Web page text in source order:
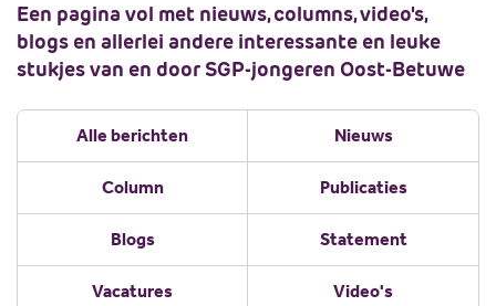
Activiteiten
Magazine
Sponsors
Huidige sponsors
Sponsor worden
Landelijke SGP-jongeren
Landelijke SGP-jongeren
Bestuur
Plaatselijke SGP
Plaatselijke SGP
Een pagina vol met nieuws, columns, video's,
blogs en allerlei andere interessante en leuke
stukjes van en door SGP-jongeren Oost-Betuwe
Alle berichten Nieuws
Column Publicaties
Blogs Statement
Vacatures Video's